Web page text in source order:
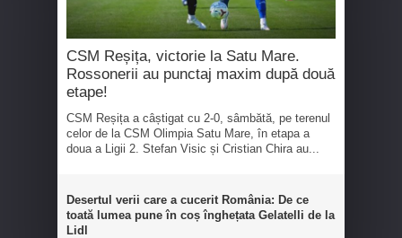
CSM Reșița, victorie la Satu Mare.
Rossonerii au punctaj maxim după două
etape!
CSM Reșița a câștigat cu 2-0, sâmbătă, pe terenul
celor de la CSM Olimpia Satu Mare, în etapa a
doua a Ligii 2. Stefan Visic și Cristian Chira au...
Desertul verii care a cucerit România: De ce
toată lumea pune în coș înghețata Gelatelli de la
Lidl